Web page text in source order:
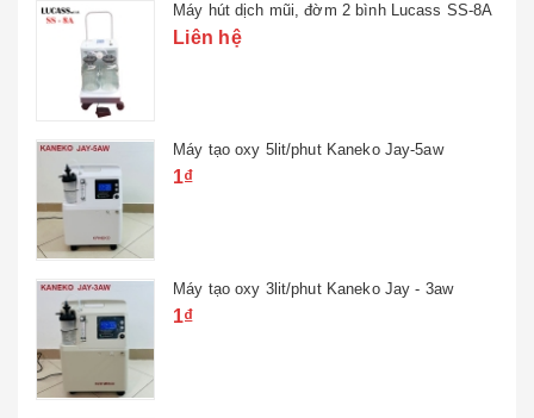
Máy hút dịch mũi, đờm 2 bình Lucass SS-8A
Liên hệ
Máy tạo oxy 5lit/phut Kaneko Jay-5aw
1₫
Máy tạo oxy 3lit/phut Kaneko Jay - 3aw
1₫